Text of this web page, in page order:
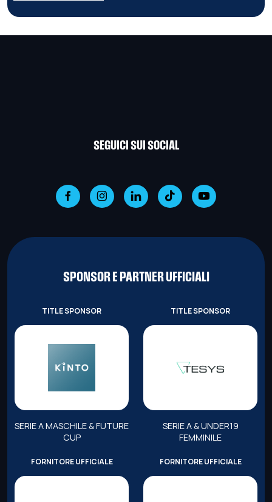
SEGUICI SUI SOCIAL
SPONSOR E PARTNER UFFICIALI
TITLE SPONSOR
SERIE A MASCHILE & FUTURE
CUP
TITLE SPONSOR
SERIE A & UNDER19
FEMMINILE
FORNITORE UFFICIALE FORNITORE UFFICIALE